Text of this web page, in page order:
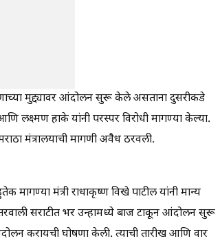
मुद्द्यावर आंदोलन सुरू केले असताना दुसरीकडे
लक्ष्मण हाके यांनी परस्पर विरोधी मागण्या केल्या.
मंत्रालयाची मागणी अवैध ठरवली.
मंत्री राधाकृष्ण विखे पाटील यांनी मान्य
सराटीत भर उन्हामध्ये बाज टाकून आंदोलन सुरू
करायची घोषणा केली. त्याची तारीख आणि वार